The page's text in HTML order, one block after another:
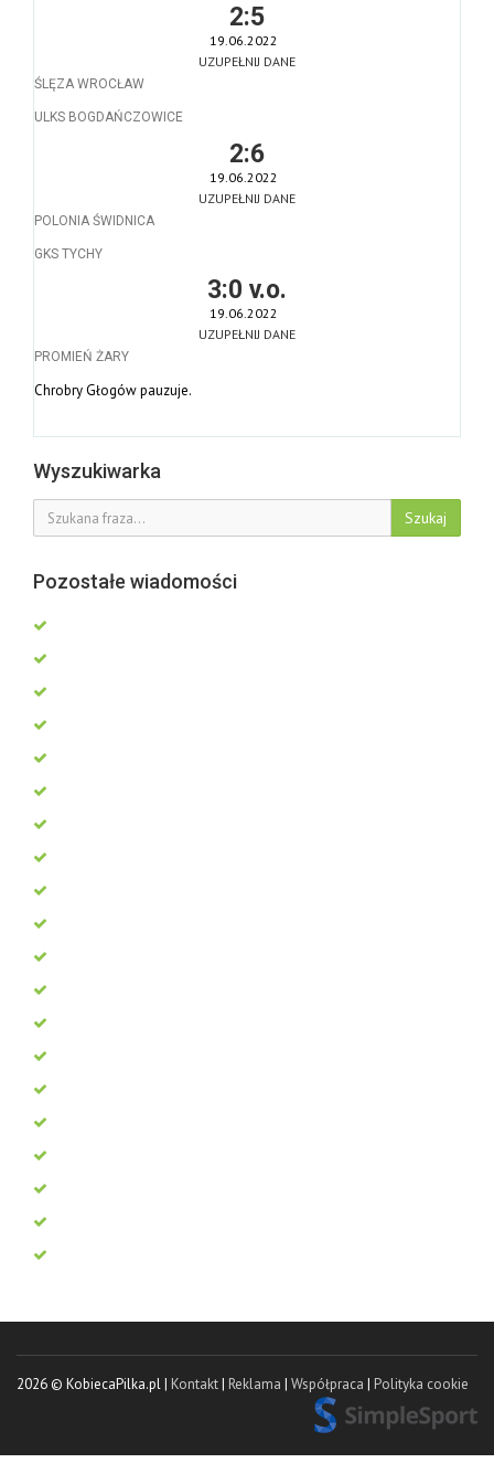
2:5
19.06.2022
UZUPEŁNIJ DANE
ŚLĘZA WROCŁAW
ULKS BOGDAŃCZOWICE
2:6
19.06.2022
UZUPEŁNIJ DANE
POLONIA ŚWIDNICA
GKS TYCHY
3:0 v.o.
19.06.2022
UZUPEŁNIJ DANE
PROMIEŃ ŻARY
Chrobry Głogów pauzuje.
Wyszukiwarka
Szukaj
Pozostałe wiadomości
2026 © KobiecaPilka.pl | Kontakt Reklama Współpraca Polityka cookie